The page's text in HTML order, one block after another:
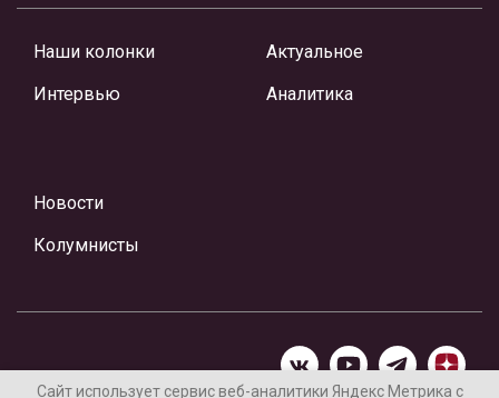
Наши колонки
Интервью
Актуальное
Аналитика
Новости
Колумнисты
Сайт использует сервис веб-аналитики Яндекс Метрика с